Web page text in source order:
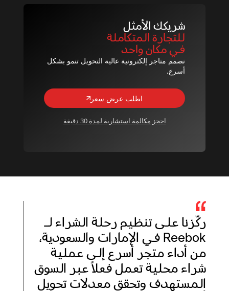
شريكك الأمثل
للتجارة المتكاملة
في مكان واحد
نصمم متاجر إلكترونية عالية التحويل تنمو بشكل
أسرع.
اطلب عرض سعر
احجز مكالمة استشارية لمدة 30 دقيقة
ركّزنا على تنظيم رحلة الشراء لـ
Reebok في الإمارات والسعودية،
من أداء متجر أسرع إلى عملية
شراء محلية تعمل فعلاً عبر السوق
المستهدف وتحقق معدلات تحويل